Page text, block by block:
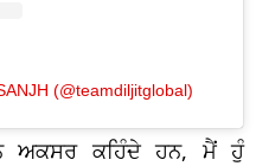
(@teamdiljitglobal)
ਅਕਸਰ ਕਹਿੰਦੇ ਹਨ, ਮੈਂ ਹੁੰ